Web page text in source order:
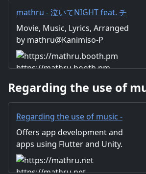
仕事終わり行くぜ！ギロッポ
ン！ ひとまずビール？ NON
NON NON チャラ音の夜は長い
ぜ！ 結構！ ド派手にコール！ シ
ャンパン PON！ アドレス１００
０件 手口は１００００件 挨拶が
ス？ ボクとフルコース？ ス
mathru - 泣いてNIGHT feat. チ
ャラ音シンゴ - NAITE NIGHT
feat. Shingo Charane - mathru
ねっと - BOOTH
Movie, Music, Lyrics, Arranged
by mathru@Kanimiso-P
https://mathru.booth.pm
Regarding the use of
Regarding the use of music -
mathru.net | App
Development with Flutter,
Unity/Music and Video
Production/Material
Offers app development and
apps using Flutter and Unity.
Includes information on music
and videos created by the